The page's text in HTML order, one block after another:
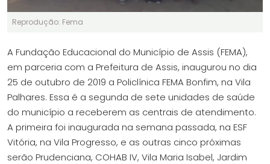
Reprodução: Fema
A Fundação Educacional do Município de Assis (FEMA),
em parceria com a Prefeitura de Assis, inaugurou no dia
25 de outubro de 2019 a Policlínica FEMA Bonfim, na Vila
Palhares. Essa é a segunda de sete unidades de saúde
do município a receberem as centrais de atendimento.
A primeira foi inaugurada na semana passada, na ESF
Vitória, na Vila Progresso, e as outras cinco próximas
serão Prudenciana, COHAB IV, Vila Maria Isabel, Jardim